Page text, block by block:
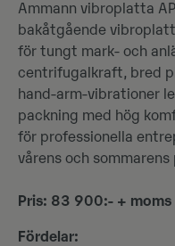
Ammann vibroplatta
bakåtgående
för tungt mark‑ och
centrifugalkraft, bred
hand‑arm‑vibrationer
packning med hög
för professionella
vårens och sommarens
Pris: 83 900:- + moms
Fördelar: